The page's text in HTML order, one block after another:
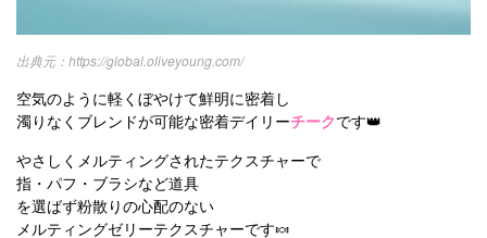
https://global.oliveyoung.com/
空気のように軽くぼやけて鮮明に密着し
濁りなくブレンドが可能な密着デイリーチークです👑
やさしくメルティングされたテクスチャーで
指・パフ・ブラシなど道具
を選ばず粉散りの心配のない
メルティングゼリーテクスチャーです🍬